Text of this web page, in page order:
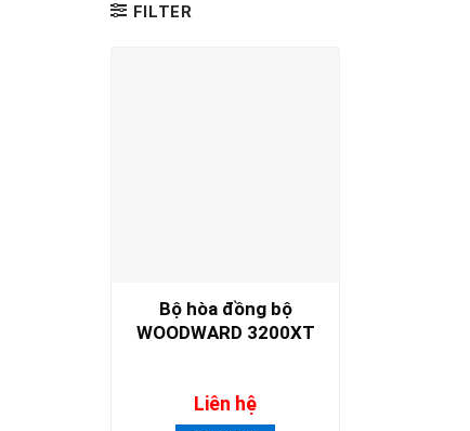
FILTER
Bộ hòa đồng bộ
WOODWARD 3200XT
Liên hệ